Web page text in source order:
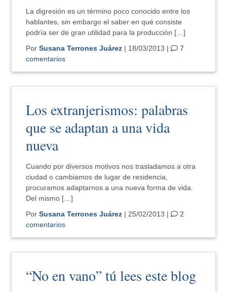
La digresión es un término poco conocido entre los
hablantes, sin embargo el saber en qué consiste
podría ser de gran utilidad para la producción […]
PorSusana Terrones Juárez | 18/03/2013 |
7
comentarios
Los extranjerismos: palabras
que se adaptan a una vida
nueva
Cuando por diversos motivos nos trasladamos a otra
ciudad o cambiamos de lugar de residencia,
procuramos adaptarnos a una nueva forma de vida.
Del mismo […]
PorSusana Terrones Juárez | 25/02/2013 |
2
comentarios
“No en vano” tú lees este blog